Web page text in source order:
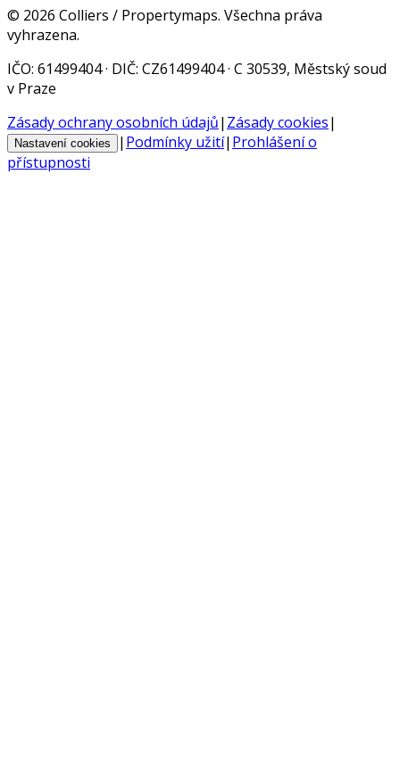
© 2026 Colliers / Propertymaps. Všechna práva
vyhrazena.
IČO: 61499404 · DIČ: CZ61499404 · C 30539, Městský soud
v Praze
Zásady ochrany osobních údajů| Zásady cookies|
Nastavení cookies | Podmínky užití| Prohlášení o
přístupnosti